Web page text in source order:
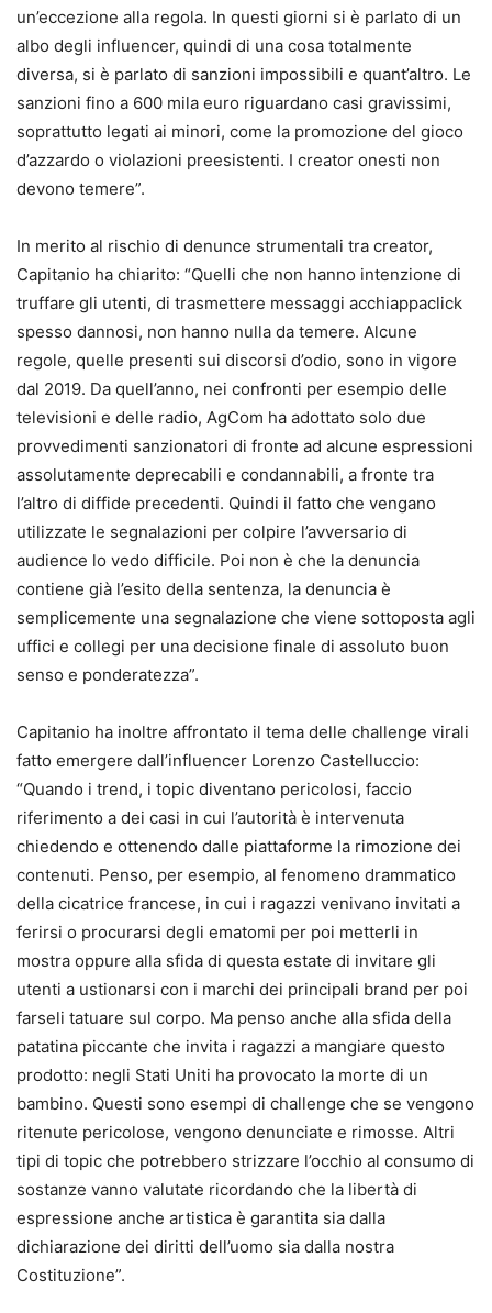
un’eccezione alla regola. In questi giorni si è parlato di un
albo degli influencer, quindi di una cosa totalmente
diversa, si è parlato di sanzioni impossibili e quant’altro. Le
sanzioni fino a 600 mila euro riguardano casi gravissimi,
soprattutto legati ai minori, come la promozione del gioco
d’azzardo o violazioni preesistenti. I creator onesti non
devono temere”.
In merito al rischio di denunce strumentali tra creator,
Capitanio ha chiarito: “Quelli che non hanno intenzione di
truffare gli utenti, di trasmettere messaggi acchiappaclick
spesso dannosi, non hanno nulla da temere. Alcune
regole, quelle presenti sui discorsi d’odio, sono in vigore
dal 2019. Da quell’anno, nei confronti per esempio delle
televisioni e delle radio, AgCom ha adottato solo due
provvedimenti sanzionatori di fronte ad alcune espressioni
assolutamente deprecabili e condannabili, a fronte tra
l’altro di diffide precedenti. Quindi il fatto che vengano
utilizzate le segnalazioni per colpire l’avversario di
audience lo vedo difficile. Poi non è che la denuncia
contiene già l’esito della sentenza, la denuncia è
semplicemente una segnalazione che viene sottoposta agli
uffici e collegi per una decisione finale di assoluto buon
senso e ponderatezza”.
Capitanio ha inoltre affrontato il tema delle challenge virali
fatto emergere dall’influencer Lorenzo Castelluccio:
“Quando i trend, i topic diventano pericolosi, faccio
riferimento a dei casi in cui l’autorità è intervenuta
chiedendo e ottenendo dalle piattaforme la rimozione dei
contenuti. Penso, per esempio, al fenomeno drammatico
della cicatrice francese, in cui i ragazzi venivano invitati a
ferirsi o procurarsi degli ematomi per poi metterli in
mostra oppure alla sfida di questa estate di invitare gli
utenti a ustionarsi con i marchi dei principali brand per poi
farseli tatuare sul corpo. Ma penso anche alla sfida della
patatina piccante che invita i ragazzi a mangiare questo
prodotto: negli Stati Uniti ha provocato la morte di un
bambino. Questi sono esempi di challenge che se vengono
ritenute pericolose, vengono denunciate e rimosse. Altri
tipi di topic che potrebbero strizzare l’occhio al consumo di
sostanze vanno valutate ricordando che la libertà di
espressione anche artistica è garantita sia dalla
dichiarazione dei diritti dell’uomo sia dalla nostra
Costituzione”.